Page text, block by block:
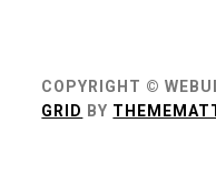
COPYRIGHT ©
GRID BY